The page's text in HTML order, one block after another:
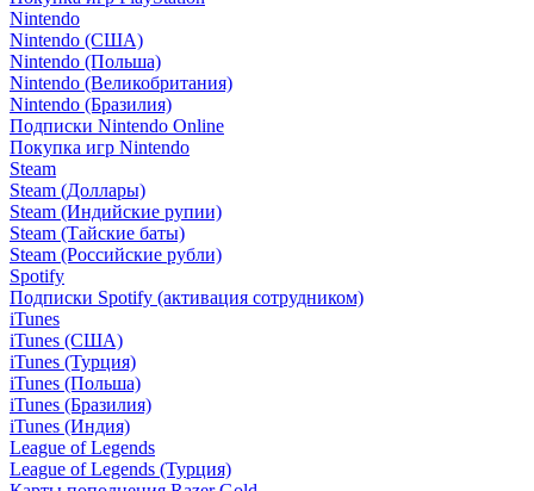
Nintendo
Nintendo (США)
Nintendo (Польша)
Nintendo (Великобритания)
Nintendo (Бразилия)
Подписки Nintendo Online
Покупка игр Nintendo
Steam
Steam (Доллары)
Steam (Индийские рупии)
Steam (Тайские баты)
Steam (Российские рубли)
Spotify
Подписки Spotify (активация сотрудником)
iTunes
iTunes (США)
iTunes (Турция)
iTunes (Польша)
iTunes (Бразилия)
iTunes (Индия)
League of Legends
League of Legends (Турция)